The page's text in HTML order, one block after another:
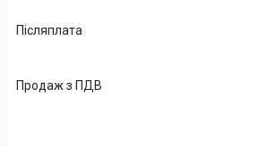
Післяплата
Продаж з ПДВ